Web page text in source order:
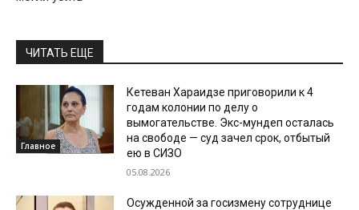
ЧИТАТЬ ЕЩЕ
Главное
Кетеван Хараидзе приговорили к 4
годам колонии по делу о
вымогательстве. Экс-мундеп осталась
на свободе — суд зачел срок, отбытый
ею в СИЗО
05.08.2026
Осужденной за госизмену сотруднице